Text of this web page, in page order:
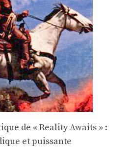
de « Reality Awaits » :
et puissante